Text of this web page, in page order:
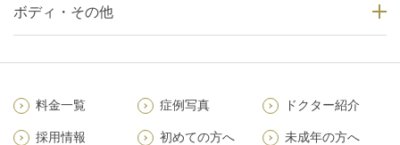
ボディ・その他
料金一覧 症例写真 ドクター紹介
採用情報 初めての方へ 未成年の方へ